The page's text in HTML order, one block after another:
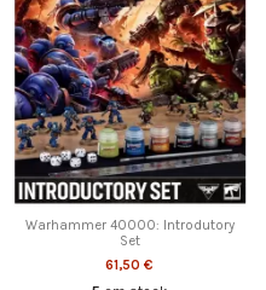
Warhammer 40000: Introdutory
Set
61,50 €